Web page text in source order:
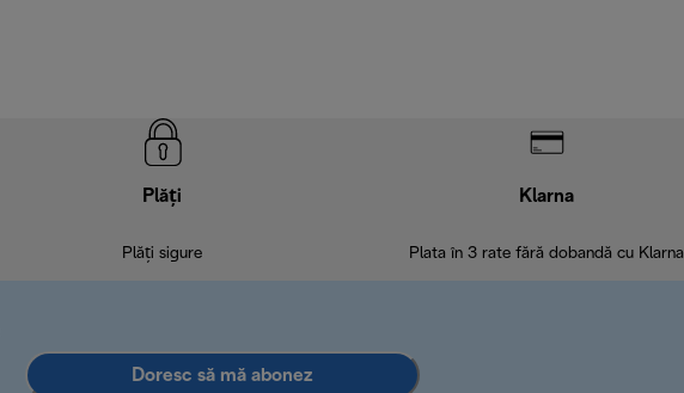
Plăți
Plăți sigure
Klarna
Plata în 3 rate fără dobandă cu Klarna
Doresc să mă abonez